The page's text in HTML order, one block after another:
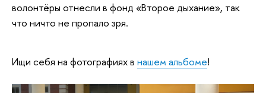
волонтёры отнесли в фонд «Второе дыхание», так
что ничто не пропало зря.
Ищи себя на фотографиях в нашем альбоме!